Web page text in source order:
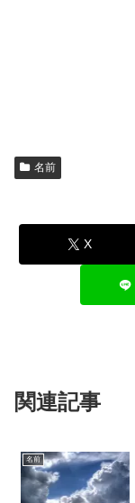
名前
X
関連記事
名前